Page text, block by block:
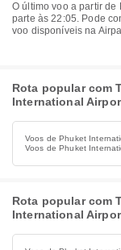
O último voo a partir de Phuket International Airport com a Thai Lion Air
parte às 22:05. Pode
voo disponíveis na
Rota popular com
International
Voos de Phuket
Voos de Phuket
Rota popular com
International